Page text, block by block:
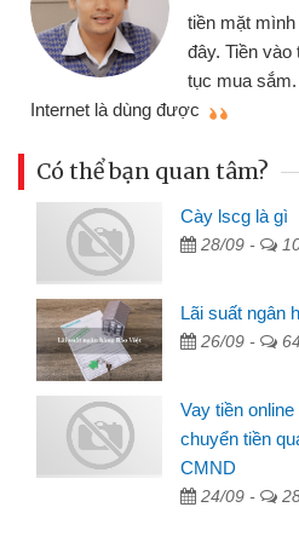
nhiều lúc
đến website
đã giải quyết
Có thể bạn quan tâm?
Cày lscg là gì
28/09 -
Lãi suất ngân
26/09 -
Vay tiền
chuyển tiền
CMND
24/09 -